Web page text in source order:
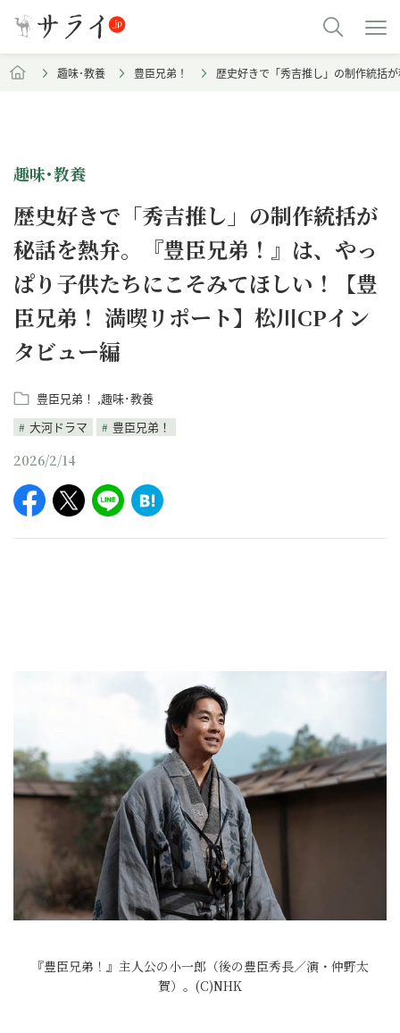
趣味･教養 豊臣兄弟！ 歴史好きで「秀吉推し」の制作統括
趣味･教養
歴史好きで「秀吉推し」の制作統括が
秘話を熱弁。『豊臣兄弟！』は、やっ
ぱり子供たちにこそみてほしい！【豊
臣兄弟！ 満喫リポート】松川CPイン
タビュー編
豊臣兄弟！
趣味･教養
大河ドラマ
豊臣兄弟！
2026/2/14
『豊臣兄弟！』主人公の小一郎（後の豊臣秀長／演・仲野太
賀）。(C)NHK